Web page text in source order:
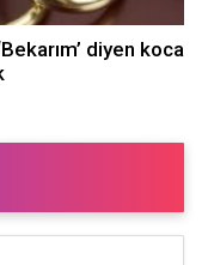
diyen koca